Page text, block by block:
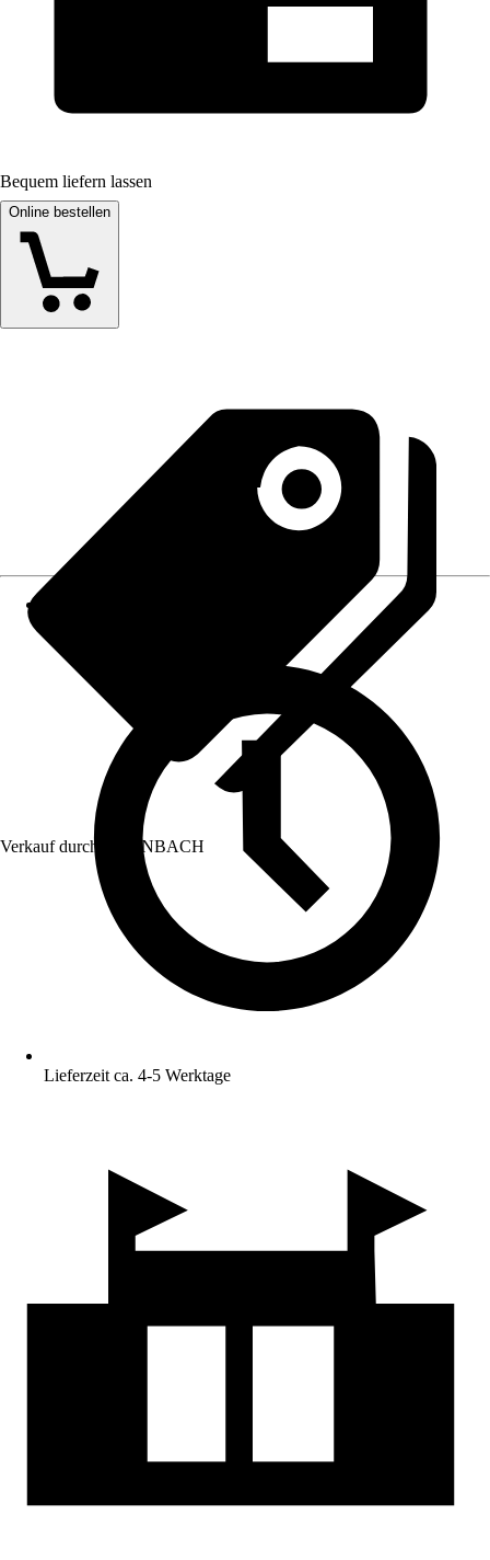
Bequem liefern lassen
Online bestellen
Verkauf durch: HORNBACH
Lieferzeit ca. 4-5 Werktage